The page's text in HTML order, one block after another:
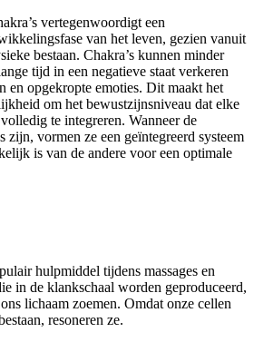
vertegenwoordigt een
van het leven, gezien vanuit
bestaan. Chakra’s kunnen minder
tijd in een negatieve staat verkeren
en opgekropte emoties. Dit maakt het
om het bewustzijnsniveau dat elke
te integreren. Wanneer de
zijn, vormen ze een geïntegreerd systeem
is van de andere voor een optimale
hulpmiddel tijdens massages en
in de klankschaal worden geproduceerd,
lichaam zoemen. Omdat onze cellen
resoneren ze.